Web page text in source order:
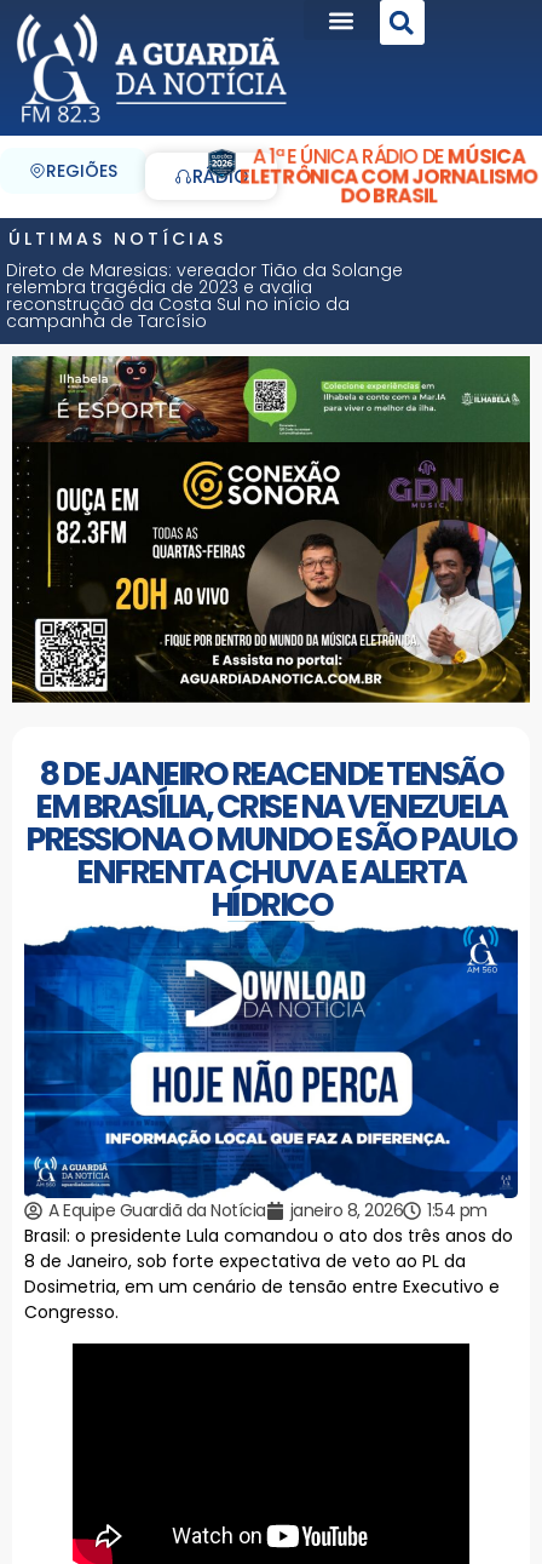
REGIÕES RÁDIO
A 1ª E ÚNICA RÁDIO DEMÚSICA
ELETRÔNICA COM JORNALISMO
DO BRASIL
ÚLTIMAS NOTÍCIAS
Direto de Maresias: vereador Tião da Solange
relembra tragédia de 2023 e avalia
reconstrução da Costa Sul no início da
campanha de Tarcísio
8 DE JANEIRO REACENDE TENSÃO
EM BRASÍLIA, CRISE NA VENEZUELA
PRESSIONA O MUNDO E SÃO PAULO
ENFRENTA CHUVA E ALERTA
HÍDRICO
A Equipe Guardiã da Notícia janeiro 8, 2026
1:54 pm
Brasil: o presidente Lula comandou o ato dos três anos do
8 de Janeiro, sob forte expectativa de veto ao PL da
Dosimetria, em um cenário de tensão entre Executivo e
Congresso.